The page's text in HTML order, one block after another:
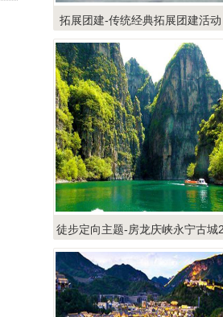
拓展团建-传统经典拓展团建活动
徒步定向主题-房龙庆峡永宁古城
日团建